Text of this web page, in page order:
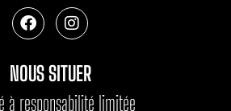
NOUS SITUER
à responsabilité limitée